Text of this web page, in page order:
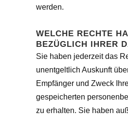
werden.
WELCHE RECHTE
BEZÜGLICH IHRER
Sie haben jederzeit das
unentgeltlich Auskunft
Empfänger und Zweck
gespeicherten
zu erhalten. Sie haben